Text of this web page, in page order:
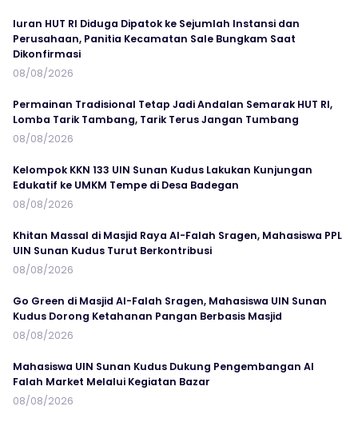
Iuran HUT RI Diduga Dipatok ke Sejumlah Instansi dan
Perusahaan, Panitia Kecamatan Sale Bungkam Saat
Dikonfirmasi
08/08/2026
Permainan Tradisional Tetap Jadi Andalan Semarak HUT RI,
Lomba Tarik Tambang, Tarik Terus Jangan Tumbang
08/08/2026
Kelompok KKN 133 UIN Sunan Kudus Lakukan Kunjungan
Edukatif ke UMKM Tempe di Desa Badegan
08/08/2026
Khitan Massal di Masjid Raya Al-Falah Sragen, Mahasiswa PPL
UIN Sunan Kudus Turut Berkontribusi
08/08/2026
Go Green di Masjid Al-Falah Sragen, Mahasiswa UIN Sunan
Kudus Dorong Ketahanan Pangan Berbasis Masjid
08/08/2026
Mahasiswa UIN Sunan Kudus Dukung Pengembangan Al
Falah Market Melalui Kegiatan Bazar
08/08/2026